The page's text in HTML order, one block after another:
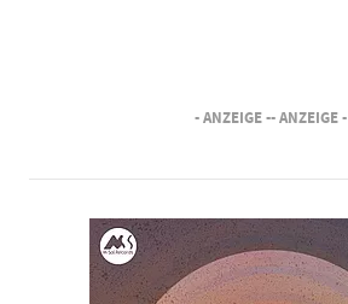
- ANZEIGE -- ANZEIGE -